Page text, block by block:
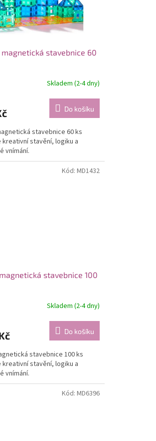
magnetická stavebnice 60
Skladem (2-4 dny)
Do košíku
stavebnice 60 ks
stavění, logiku a
vnímání.
stavebnice 100
Skladem (2-4 dny)
Do košíku
stavebnice 100 ks
stavění, logiku a
vnímání.
Kód: MD1432
Kód: MD6396